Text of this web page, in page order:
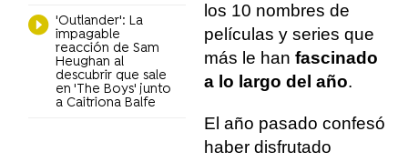
'Outlander': La
impagable
reacción de Sam
Heughan al
descubrir que sale
en 'The Boys' junto
a Caitriona Balfe
los 10 nombres de
películas y series que
más le han fascinado
a lo largo del año.
El año pasado confesó
haber disfrutado